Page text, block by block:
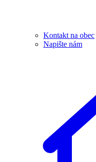
Kontakt na obec
Napište nám